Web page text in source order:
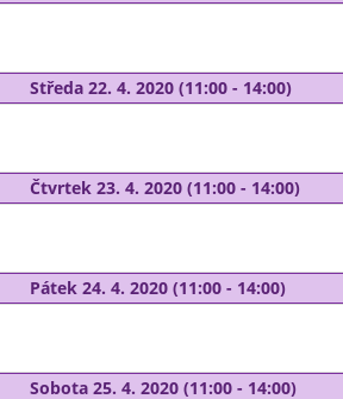
Středa 22. 4. 2020 (11:00 - 14:00)
Čtvrtek 23. 4. 2020 (11:00 - 14:00)
Pátek 24. 4. 2020 (11:00 - 14:00)
Sobota 25. 4. 2020 (11:00 - 14:00)